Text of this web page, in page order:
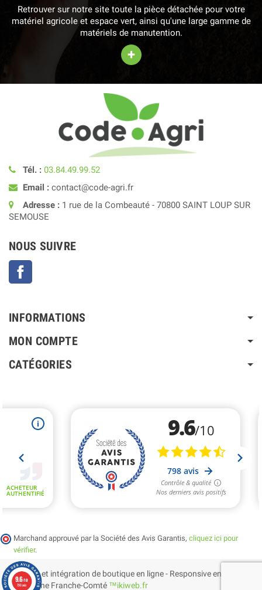
Retrouver sur notre site toute la pièce détachée pour votre
matériel agricole et espace vert, ainsi qu'une large gamme de
matériels de manutention.
+
Tél. : 03.84.49.99.52
Email : contact@code-agri.fr
Adresse : 1 rue de la Combeauté - 70800 SAINT LOUP SUR
SEMOUSE
NOUS SUIVRE
INFORMATIONS
MON COMPTE
CATÉGORIES
Marchand approuvé par la Société des Avis Garantis, cliquez ici pour
vérifier.
Création et intégration de boutique en ligne - Responsive en
Bourgogne Franche-Comté ™ikiweb.fr
9.6/10
798 avis